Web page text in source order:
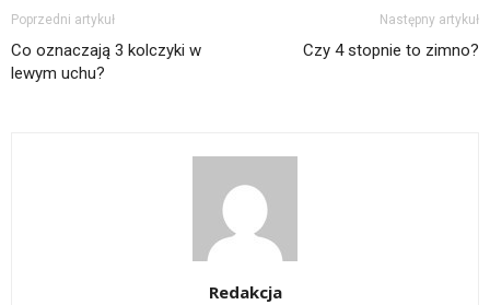
Poprzedni artykuł
Co oznaczają 3 kolczyki w
lewym uchu?
Następny artykuł
Czy 4 stopnie to zimno?
Redakcja